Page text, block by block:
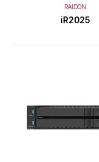
RAIDON
iR2025